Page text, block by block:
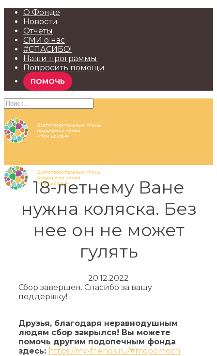
О Фонде
Новости
Отчёты
СМИ о нас
#СПАСИБО!
Наши программы
Попросить помощи
ПОМОЧЬ
18-летнему Ване
нужна коляска. Без
нее он не может
гулять
20.12.2022
Сбор завершен. Спасибо за вашу
поддержку!
Друзья, благодаря неравнодушным
людям сбор закрылся! Вы можете
помочь другим подопечным фонда
здесь: https://my-friends.ru/#mopomoch